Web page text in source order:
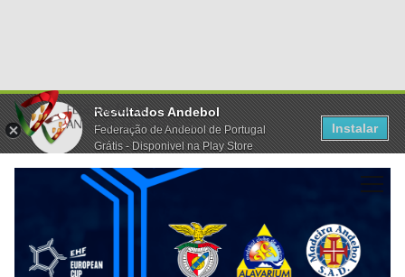
Resultados Andebol
Federação de Andebol de Portugal
Grátis - Disponivel na Play Store
Instalar